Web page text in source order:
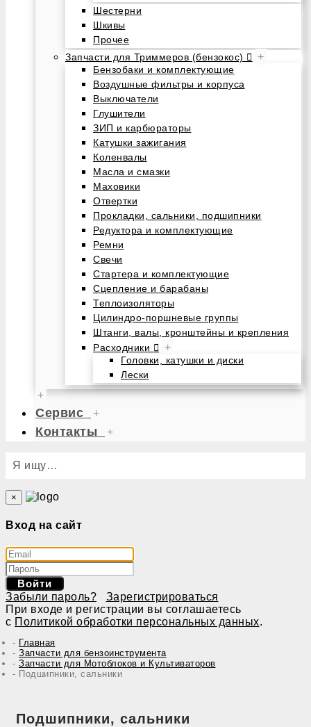
Шестерни
Шкивы
Прочее
Запчасти для Триммеров (бензокос)
+
Бензобаки и комплектующие
Воздушные фильтры и корпуса
Выключатели
Глушители
ЗИП и карбюраторы
Катушки зажигания
Коленвалы
Масла и смазки
Маховики
Отвертки
Прокладки, сальники, подшипники
Редуктора и комплектующие
Ремни
Свечи
Стартера и комплектующие
Сцепление и барабаны
Теплоизоляторы
Цилиндро-поршневые группы
Штанги, валы, кронштейны и крепления
Расходники
+
Головки, катушки и диски
Лески
+
Сервис +
Контакты +
Я ищу…
×
Вход на сайт
Войти
Забыли пароль?
Зарегистрироваться
При входе и регистрации вы соглашаетесь
с Политикой обработки персональных данных.
Главная
Запчасти для бензоинструмента
Запчасти для Мотоблоков и Культиваторов
Подшипники, сальники
Подшипники, сальники